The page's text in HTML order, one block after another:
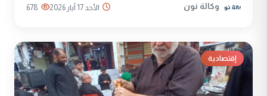
وكالة نون الأحد 17 آيار 2026 678
إقتصادية